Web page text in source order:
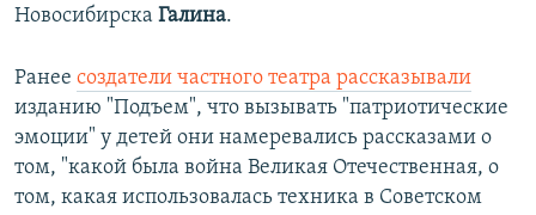
Новосибирска Галина.
Ранее создатели частного театра рассказывали
изданию "Подъем", что вызывать "патриотические
эмоции" у детей они намеревались рассказами о
том, "какой была война Великая Отечественная, о
том, какая использовалась техника в Советском